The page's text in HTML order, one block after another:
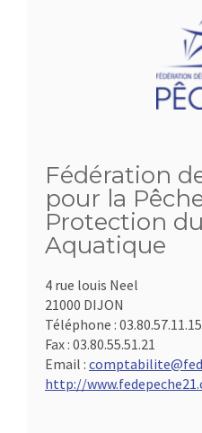
Fédération
pour la
Protection
Aquatique
4 rue louis Neel
21000 DIJON
Téléphone : 03.80.57.11.15
Fax : 03.80.55.51.21
Email :
http://